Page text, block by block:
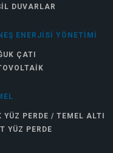
DUVARLAR
ENERJISI YÖNETIMI
ÇATI
YÜZ PERDE / TEMEL ALTI
YÜZ PERDE